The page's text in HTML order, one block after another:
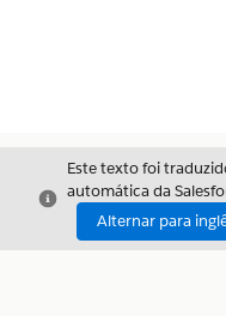
Fechar
Este texto foi
automática da
Alternar para